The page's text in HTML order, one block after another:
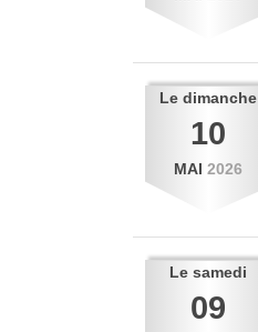
Ledimanche
10
MAI 2026
Lesamedi
09